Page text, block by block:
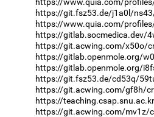
https://git.fsz53.de/j1a0l/
https://www.quia.com/
https://gitlab.socmedica.dev/
https://git.acwing.com/x50o/
https://gitlab.openmole.org/
https://gitlab.openmole.org/
https://git.fsz53.de/cd53q/
https://git.acwing.com/gf8h/
https://
https://git.acwing.com/mv1z/